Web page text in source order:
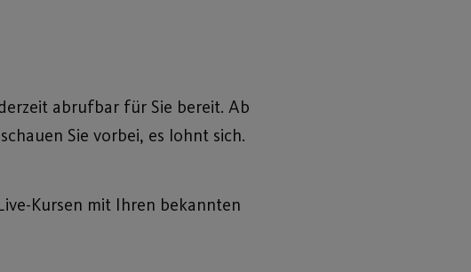
abrufbar für Sie bereit. Ab
Sie vorbei, es lohnt sich.
Kursen mit Ihren bekannten